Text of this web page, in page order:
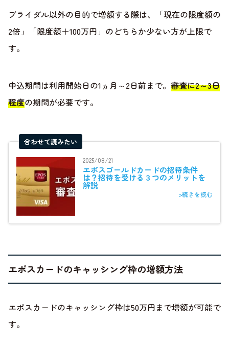
ブライダル以外の目的で増額する際は、「現在の限度額の
2倍」「限度額＋100万円」のどちらか少ない方が上限で
す。
申込期間は利用開始日の1ヵ月～2日前まで。 審査に2～3日
程度の期間が必要です。
合わせて読みたい
2025/08/21
エポスゴールドカードの招待条件
は？招待を受ける３つのメリットを
解説
>続きを読む
エポスカードのキャッシング枠の増額方法
エポスカードのキャッシング枠は50万円まで増額が可能で
す。